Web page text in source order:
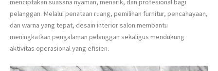
menciptakan suasana nyaman, menarik, dan profesional bagi
pelanggan. Melalui penataan ruang, pemilihan furnitur, pencahayaan,
dan warna yang tepat, desain interior salon membantu
meningkatkan pengalaman pelanggan sekaligus mendukung
aktivitas operasional yang efisien.